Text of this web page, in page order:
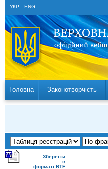
УКР ENG
Головна Законотворчість
Зберегти
в
форматі RTF